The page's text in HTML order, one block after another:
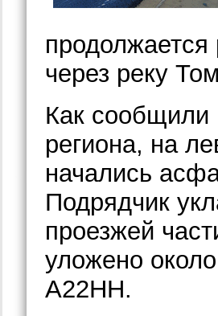
продолжается
через реку
Как
региона, на
начались
Подрядчик
проезжей
уложено
А22НН.